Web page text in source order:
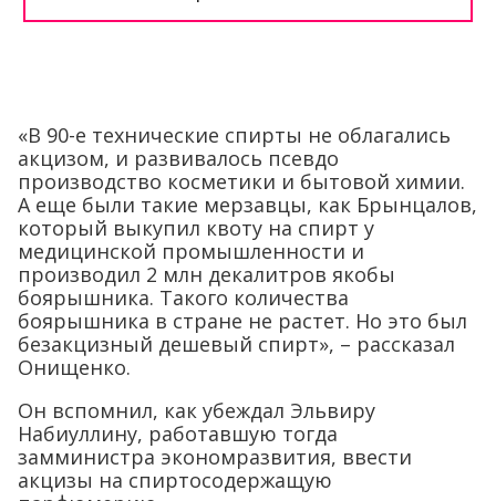
«В 90-е технические спирты не облагались
акцизом, и развивалось псевдо
производство косметики и бытовой химии.
А еще были такие мерзавцы, как Брынцалов,
который выкупил квоту на спирт у
медицинской промышленности и
производил 2 млн декалитров якобы
боярышника. Такого количества
боярышника в стране не растет. Но это был
безакцизный дешевый спирт», – рассказал
Онищенко.
Он вспомнил, как убеждал Эльвиру
Набиуллину, работавшую тогда
замминистра экономразвития, ввести
акцизы на спиртосодержащую